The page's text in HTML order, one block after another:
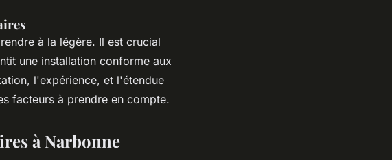
à la légère. Il est crucial
une installation conforme aux
l'expérience, et l'étendue
facteurs à prendre en compte.
à Narbonne